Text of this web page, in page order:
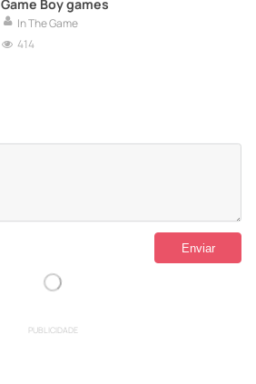
Game Boy games
In The Game
414
PUBLICIDADE